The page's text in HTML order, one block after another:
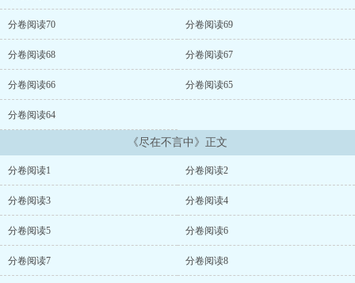
恶魔！...
分卷阅读70 分卷阅读69
分卷阅读68 分卷阅读67
分卷阅读66 分卷阅读65
分卷阅读64
《尽在不言中》正文
分卷阅读1 分卷阅读2
分卷阅读3 分卷阅读4
分卷阅读5 分卷阅读6
分卷阅读7 分卷阅读8